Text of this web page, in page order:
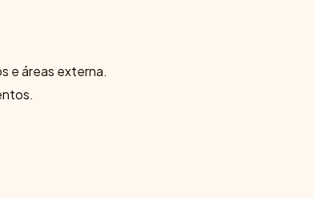
e áreas externa.